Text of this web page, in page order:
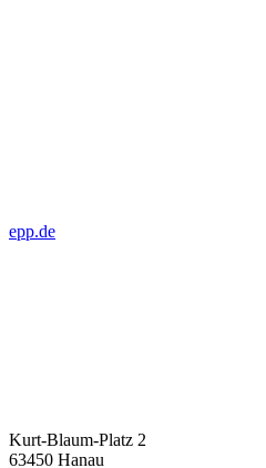
epp.de
Kurt-Blaum-Platz 2
63450 Hanau